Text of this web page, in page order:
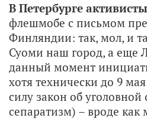
В Петербурге активисты
флешмобе с письмом
Финляндии: так, мол, и
Суоми наш город, а еще
данный момент
хотя технически до 9
силу закон об уголовной
сепаратизм) – вроде как